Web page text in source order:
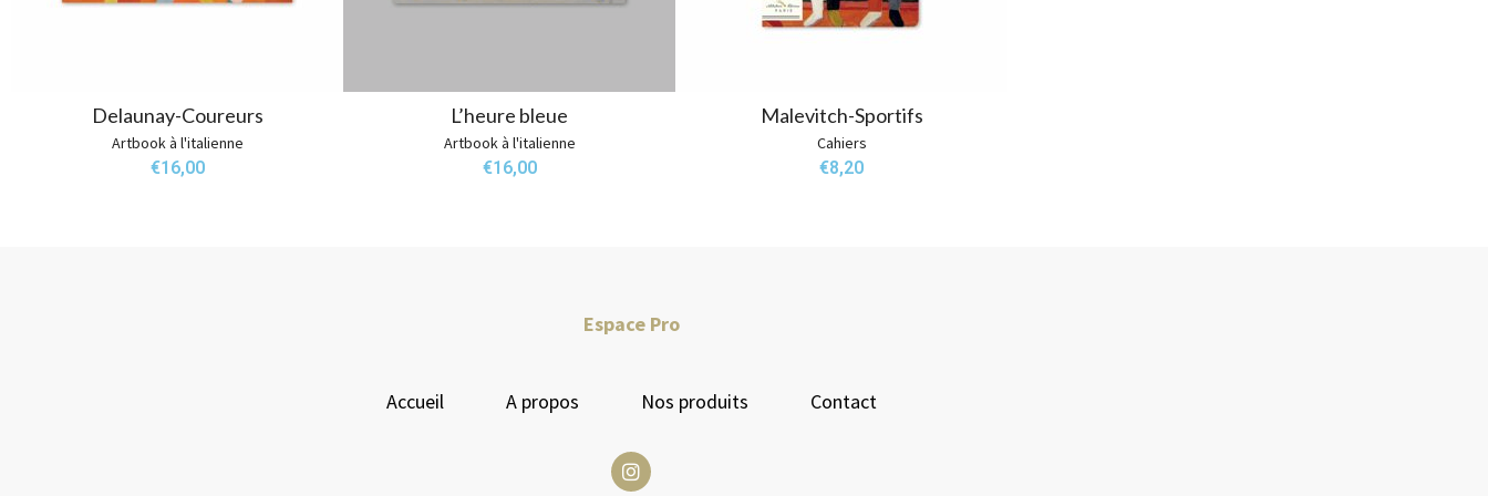
Delaunay-Coureurs
Artbook à l'italienne
€16,00
L’heure bleue
Artbook à l'italienne
€16,00
Malevitch-Sportifs
Cahiers
€8,20
Espace Pro
Accueil A propos Nos produits Contact